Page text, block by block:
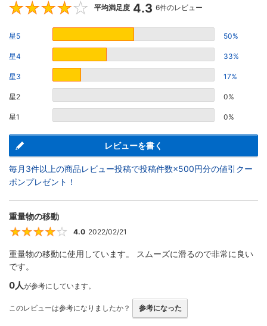
4.3
平均満足度 4.3 6件のレビュー
星5 50%
星4 33%
星3 17%
星2 0%
星1 0%
レビューを書く
毎月3件以上の商品レビュー投稿で投稿件数×500円分の値引クー
ポンプレゼント！
重量物の移動
4.0 2022/02/21
重量物の移動に使用しています。 スムーズに滑るので非常に良い
です。
0人が参考にしています。
このレビューは参考になりましたか？ 参考になった